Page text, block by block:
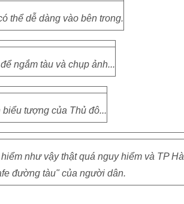
thể dễ dàng vào bên trong.
ngắm tàu và chụp ảnh...
tượng của Thủ đô...
như vậy thật quá nguy hiểm và TP Hà
đường tàu" của người dân.